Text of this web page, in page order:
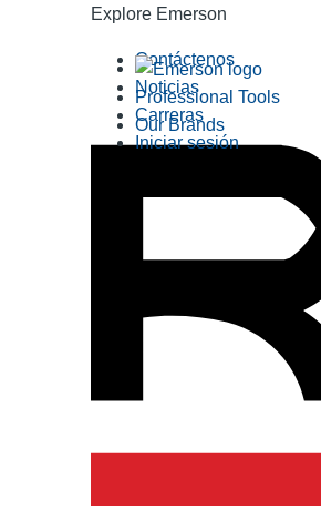
Explore Emerson
Professional Tools
Our Brands
Contáctenos
Noticias
Carreras
Iniciar sesión